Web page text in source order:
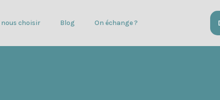
choisir Blog On échange ?